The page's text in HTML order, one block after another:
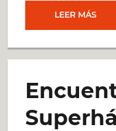
LEER MÁS